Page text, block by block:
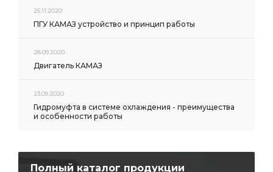
25.11.2020
ПГУ КАМАЗ устройство и принцип работы
28.09.2020
Двигатель КАМАЗ
23.09.2020
Гидромуфта в системе охлаждения - преимущества
и особенности работы
Полный каталог продукции